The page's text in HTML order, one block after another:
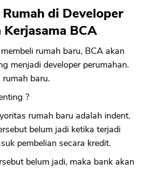
di Developer
Kerjasama BCA
rumah baru, BCA akan
menjadi developer perumahan.
baru.
?
rumah baru adalah indent.
belum jadi ketika terjadi
pembelian secara kredit.
belum jadi, maka bank akan